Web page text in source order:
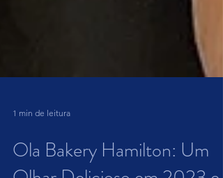
1 min de leitura